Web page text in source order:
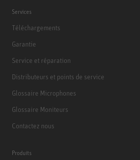
Services
Téléchargements
Garantie
Service et réparation
Distributeurs et points de service
Glossaire Microphones
Glossaire Moniteurs
Contactez nous
Produits